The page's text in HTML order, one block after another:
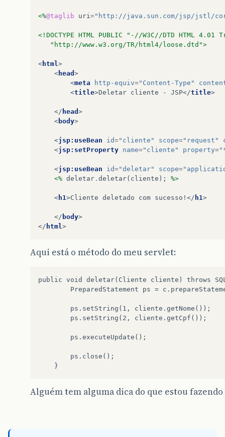
<%@taglib uri="http://java.sun.com/jsp/jstl/
<!DOCTYPE HTML PUBLIC "-//W3C//DTD HTML
   "http://www.w3.org/TR/html4/loose.dtd">
< html>
< head >
<meta http-equiv="Content-Type"
<title>Deletar cliente - JSP</title>
</ head >
<body>
<jsp:useBean id="cliente" scope="request"
<jsp:setProperty name="cliente" property=
<jsp:useBean id="deletar" scope=
<% deletar . deletar( cliente ); %>
< h1>Cliente deletado com sucesso! </ h1>
</ body>
</ html>
Aqui está o método do meu servlet:
public void deletar(Cliente cliente) throws
PreparedStatement ps =
        ps.setString(1, cliente.getNome());
        ps.setString(2, cliente.getCpf());
        ps.executeUpdate();
        ps.close();
Alguém tem alguma dica do que estou